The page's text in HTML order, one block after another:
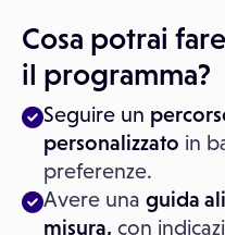
Cosa potrai
il programma?
Seguire un
personalizzato in
preferenze.
Avere una guida
misura, con